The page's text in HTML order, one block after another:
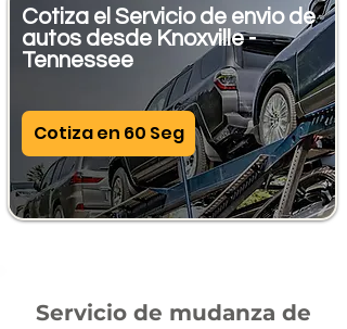
Cotiza en 60 Seg
Cotiza el Servicio de envio de
autos desde Knoxville -
Tennessee
Servicio de mudanza de